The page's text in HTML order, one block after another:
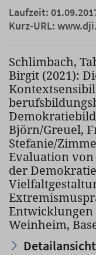
Laufzeit:
Kurz-URL:
Schlimbach,
Birgit (2021):
Björn/Greuel,
Stefanie/
Evaluation
der
Weinheim,
Detailansicht